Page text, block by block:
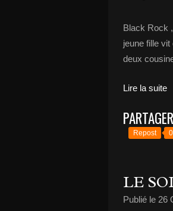
Black Rock
jeune fille
deux
Lire la suite
Repost 0
LE
Publié le 26